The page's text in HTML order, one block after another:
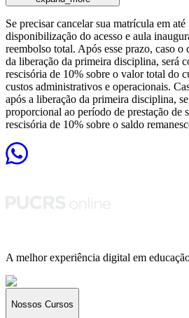
Se precisar cancelar sua matrícula em
disponibilização do acesso e aula
reembolso total. Após esse prazo, caso o
da liberação da primeira disciplina, será
rescisória de 10% sobre o valor total do
custos administrativos e operacionais.
após a liberação da primeira disciplina,
proporcional ao período de prestação de
rescisória de 10% sobre o saldo
A melhor experiência digital em
Nossos Cursos